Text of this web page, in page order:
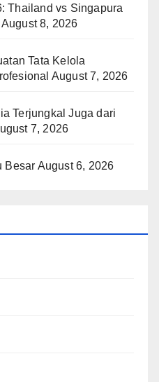
Thailand vs Singapura
August 8, 2026
Tata Kelola
August 7, 2026
Terjungkal Juga dari
7, 2026
Besar August 6, 2026